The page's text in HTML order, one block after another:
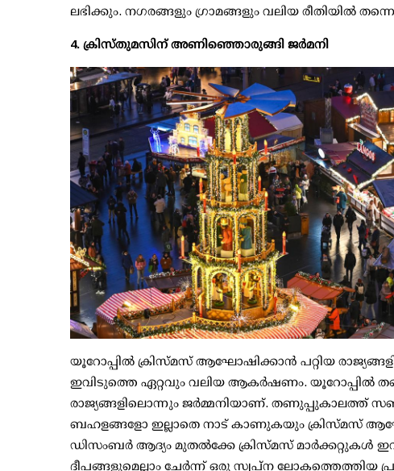
ലഭിക്കും. നഗരങ്ങളും ഗ്രാമങ്ങളും വലിയ രീതിയില്‍
4. ക്രിസ്തുമസിന് അണിഞ്ഞൊരുങ്ങി ജര്‍മനി
യൂറോപ്പില്‍ ക്രിസ്മസ് ആഘോഷിക്കാന്‍ പറ്റിയ
ഇവിടുത്തെ ഏറ്റവും വലിയ ആകര്‍ഷണം. യൂറോപ്പില്‍
രാജ്യങ്ങളിലൊന്നും ജര്‍മ്മനിയാണ്. തണുപ്പുകാലത്ത്
ബഹളങ്ങളോ ഇല്ലാതെ നാട് കാണുകയും ക്രിസ്മസ്
ഡിസംബര്‍ ആദ്യം മുതല്‍ക്കേ ക്രിസ്മസ് മാര്‍ക്കറ്റുകള്‍
ദീപങ്ങളുമെല്ലാം ചേര്‍ന്ന് ഒരു സ്വപ്ന ലോകത്തെത്തിയ